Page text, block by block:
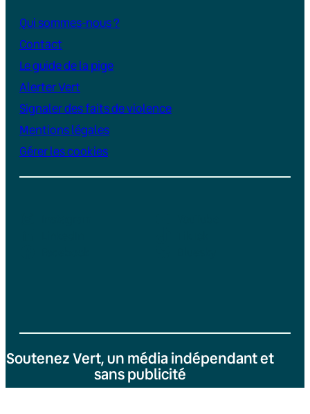
Qui sommes-nous ?
Contact
Le guide de la pige
Alerter Vert
Signaler des faits de violence
Mentions légales
Gérer les cookies
Soutenez Vert, un média indépendant et
sans publicité